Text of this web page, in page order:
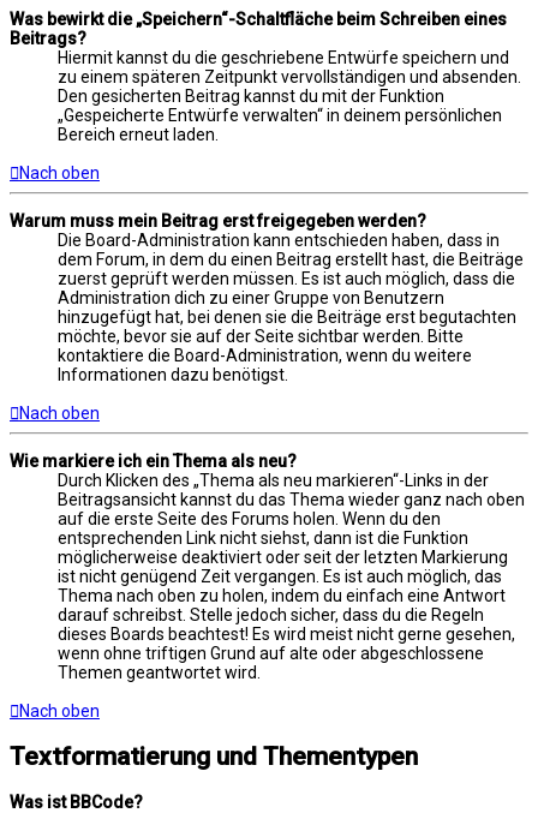
Was bewirkt die „Speichern“-Schaltfläche beim Schreiben eines
Beitrags?
Hiermit kannst du die geschriebene Entwürfe speichern und
zu einem späteren Zeitpunkt vervollständigen und absenden.
Den gesicherten Beitrag kannst du mit der Funktion
„Gespeicherte Entwürfe verwalten“ in deinem persönlichen
Bereich erneut laden.
Nach oben
Warum muss mein Beitrag erst freigegeben werden?
Die Board-Administration kann entschieden haben, dass in
dem Forum, in dem du einen Beitrag erstellt hast, die Beiträge
zuerst geprüft werden müssen. Es ist auch möglich, dass die
Administration dich zu einer Gruppe von Benutzern
hinzugefügt hat, bei denen sie die Beiträge erst begutachten
möchte, bevor sie auf der Seite sichtbar werden. Bitte
kontaktiere die Board-Administration, wenn du weitere
Informationen dazu benötigst.
Nach oben
Wie markiere ich ein Thema als neu?
Durch Klicken des „Thema als neu markieren“-Links in der
Beitragsansicht kannst du das Thema wieder ganz nach oben
auf die erste Seite des Forums holen. Wenn du den
entsprechenden Link nicht siehst, dann ist die Funktion
möglicherweise deaktiviert oder seit der letzten Markierung
ist nicht genügend Zeit vergangen. Es ist auch möglich, das
Thema nach oben zu holen, indem du einfach eine Antwort
darauf schreibst. Stelle jedoch sicher, dass du die Regeln
dieses Boards beachtest! Es wird meist nicht gerne gesehen,
wenn ohne triftigen Grund auf alte oder abgeschlossene
Themen geantwortet wird.
Nach oben
Textformatierung und Thementypen
Was ist BBCode?